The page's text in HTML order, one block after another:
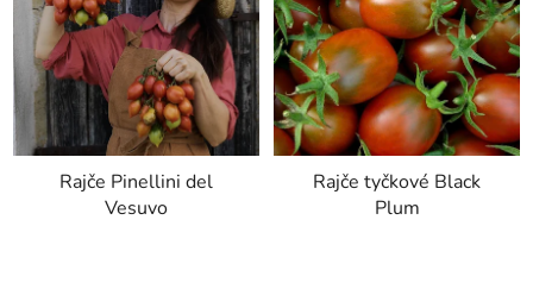
Rajče Pinellini del
Vesuvo
Rajče tyčkové Black
Plum